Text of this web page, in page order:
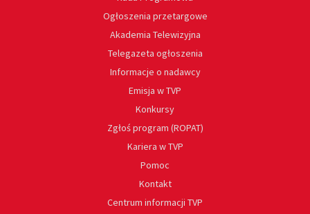
Ogłoszenia przetargowe
Akademia Telewizyjna
Telegazeta ogłoszenia
Informacje o nadawcy
Emisja w TVP
Konkursy
Zgłoś program (ROPAT)
Kariera w TVP
Pomoc
Kontakt
Centrum informacji TVP